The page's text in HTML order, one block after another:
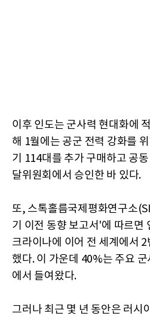
이후 인도는 군사력 현대화에
해 1월에는 공군 전력 강화를
기 114대를 추가 구매하고 공
달위원회에서 승인한 바 있다.
또, 스톡홀름국제평화연구소
기 이전 동향 보고서'에 따르면
크라이나에 이어 전 세계에서
했다. 이 가운데 40%는 주요
에서 들여왔다.
그러나 최근 몇 년 동안은 러시